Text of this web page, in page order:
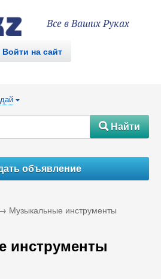
Все в Ваших Руках
Войти на сайт
{
#Найти
объявление
→ Музыкальные инструменты
инструменты